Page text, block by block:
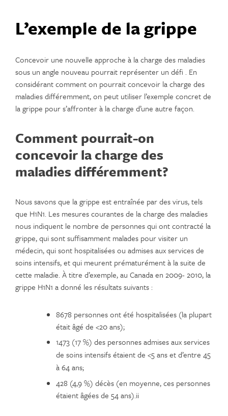
L’exemple de la grippe
Concevoir une nouvelle approche à la charge des maladies
sous un angle nouveau pourrait représenter un défi . En
considérant comment on pourrait concevoir la charge des
maladies différemment, on peut utiliser l’exemple concret de
la grippe pour s’affronter à la charge d’une autre façon.
Comment pourrait-on
concevoir la charge des
maladies différemment?
Nous savons que la grippe est entraînée par des virus, tels
que H1N1. Les mesures courantes de la charge des maladies
nous indiquent le nombre de personnes qui ont contracté la
grippe, qui sont suffisamment malades pour visiter un
médecin, qui sont hospitalisées ou admises aux services de
soins intensifs, et qui meurent prématurément à la suite de
cette maladie. À titre d’exemple, au Canada en 2009- 2010, la
grippe H1N1 a donné les résultats suivants :
8678 personnes ont été hospitalisées (la plupart
était âgé de <20 ans);
1473 (17 %) des personnes admises aux services
de soins intensifs étaient de <5 ans et d’entre 45
à 64 ans;
428 (4,9 %) décès (en moyenne, ces personnes
étaient âgées de 54 ans).ii